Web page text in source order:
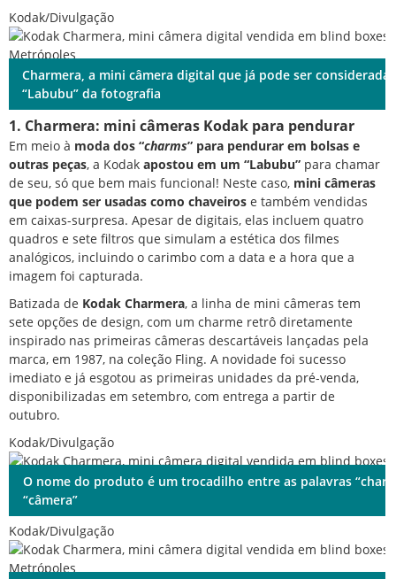
Kodak/Divulgação
Charmera, a mini câmera digital que já pode ser considerada
“Labubu” da fotografia
1. Charmera: mini câmeras Kodak para pendurar
Em meio à moda dos “charms” para pendurar em bolsas e
outras peças, a Kodak apostou em um “Labubu” para chamar
de seu, só que bem mais funcional! Neste caso, mini câmeras
que podem ser usadas como chaveiros e também vendidas
em caixas-surpresa. Apesar de digitais, elas incluem quatro
quadros e sete filtros que simulam a estética dos filmes
analógicos, incluindo o carimbo com a data e a hora que a
imagem foi capturada.
Batizada de Kodak Charmera, a linha de mini câmeras tem
sete opções de design, com um charme retrô diretamente
inspirado nas primeiras câmeras descartáveis lançadas pela
marca, em 1987, na coleção Fling. A novidade foi sucesso
imediato e já esgotou as primeiras unidades da pré-venda,
disponibilizadas em setembro, com entrega a partir de
outubro.
Kodak/Divulgação
O nome do produto é um trocadilho entre as palavras
“câmera”
Kodak/Divulgação